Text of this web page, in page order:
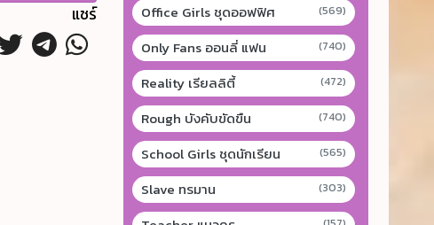
แชร์ Office Girls ชุดออฟฟิศ (569)
Only Fans ออนลี่ แฟน (740)
Reality เรียลลิตี้ (472)
Rough บังคับขัดขืน (740)
School Girls ชุดนักเรียน (565)
Slave ทรมาน (303)